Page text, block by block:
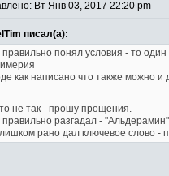
Вт Янв 03, 2017 22:20 pm
писал(а):
понял условия - то
как написано что также можно и
не так - прошу прощения.
правильно разгадал - "Альдерамин"
рано дал ключевое слово -